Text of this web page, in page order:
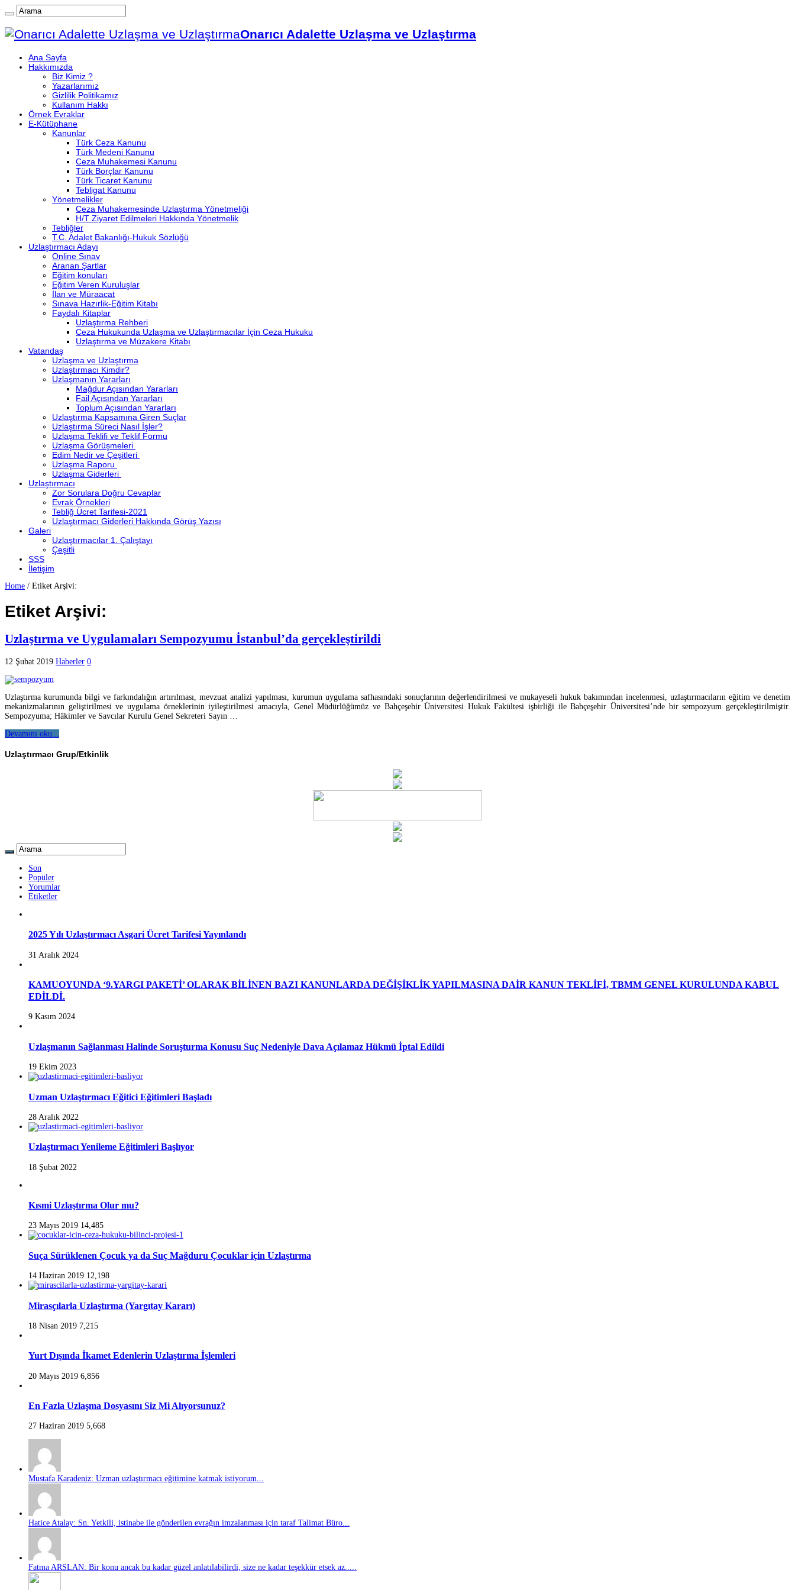
Onarıcı Adalette Uzlaşma ve Uzlaştırma
Ana Sayfa
Hakkımızda
Biz Kimiz ?
Yazarlarımız
Gizlilik Politikamız
Kullanım Hakkı
Örnek Evraklar
E-Kütüphane
Kanunlar
Türk Ceza Kanunu
Türk Medeni Kanunu
Ceza Muhakemesi Kanunu
Türk Borçlar Kanunu
Türk Ticaret Kanunu
Tebligat Kanunu
Yönetmelikler
Ceza Muhakemesinde Uzlaştırma Yönetmeliği
H/T Ziyaret Edilmeleri Hakkında Yönetmelik
Tebliğler
T.C. Adalet Bakanlığı-Hukuk Sözlüğü
Uzlaştırmacı Adayı
Online Sınav
Aranan Şartlar
Eğitim konuları
Eğitim Veren Kuruluşlar
İlan ve Müraacat
Sınava Hazırlik-Eğitim Kitabı
Faydalı Kitaplar
Uzlaştırma Rehberi
Ceza Hukukunda Uzlaşma ve Uzlaştırmacılar İçin Ceza Hukuku
Uzlaştırma ve Müzakere Kitabı
Vatandaş
Uzlaşma ve Uzlaştırma
Uzlaştırmacı Kimdir?
Uzlaşmanın Yararları
Mağdur Açısından Yararları
Fail Açısından Yararları
Toplum Açısından Yararları
Uzlaştırma Kapsamına Giren Suçlar
Uzlaştırma Süreci Nasıl İşler?
Uzlaşma Teklifi ve Teklif Formu
Uzlaşma Görüşmeleri
Edim Nedir ve Çeşitleri
Uzlaşma Raporu
Uzlaşma Giderleri
Uzlaştırmacı
Zor Sorulara Doğru Cevaplar
Evrak Örnekleri
Tebliğ Ücret Tarifesi-2021
Uzlaştırmacı Giderleri Hakkında Görüş Yazısı
Galeri
Uzlaştırmacılar 1. Çalıştayı
Çeşitli
SSS
İletişim
Home / Etiket Arşivi:
Etiket Arşivi:
Uzlaştırma ve Uygulamaları Sempozyumu İstanbul’da gerçekleştirildi
12 Şubat 2019 Haberler 0
Uzlaştırma kurumunda bilgi ve farkındalığın artırılması, mevzuat analizi yapılması, kurumun uygulama safhasındaki sonuçlarının değerlendirilmesi ve mukayeseli hukuk bakımından incelenmesi, uzlaştırmacıların eğitim ve denetim
mekanizmalarının geliştirilmesi ve uygulama örneklerinin iyileştirilmesi amacıyla, Genel Müdürlüğümüz ve Bahçeşehir Üniversitesi Hukuk Fakültesi işbirliği ile Bahçeşehir Üniversitesi’nde bir sempozyum gerçekleştirilmiştir.
Sempozyuma; Hâkimler ve Savcılar Kurulu Genel Sekreteri Sayın …
Devamını oku...
Uzlaştırmacı Grup/Etkinlik
Son
Popüler
Yorumlar
Etiketler
2025 Yılı Uzlaştırmacı Asgari Ücret Tarifesi Yayınlandı
31 Aralık 2024
KAMUOYUNDA ‘9.YARGI PAKETİ’ OLARAK BİLİNEN BAZI KANUNLARDA DEĞİŞİKLİK YAPILMASINA DAİR KANUN TEKLİFİ, TBMM GENEL KURULUNDA KABUL
EDİLDİ.
9 Kasım 2024
Uzlaşmanın Sağlanması Halinde Soruşturma Konusu Suç Nedeniyle Dava Açılamaz Hükmü İptal Edildi
19 Ekim 2023
Uzman Uzlaştırmacı Eğitici Eğitimleri Başladı
28 Aralık 2022
Uzlaştırmacı Yenileme Eğitimleri Başlıyor
18 Şubat 2022
Kısmi Uzlaştırma Olur mu?
23 Mayıs 2019 14,485
Suça Sürüklenen Çocuk ya da Suç Mağduru Çocuklar için Uzlaştırma
14 Haziran 2019 12,198
Mirasçılarla Uzlaştırma (Yargıtay Kararı)
18 Nisan 2019 7,215
Yurt Dışında İkamet Edenlerin Uzlaştırma İşlemleri
20 Mayıs 2019 6,856
En Fazla Uzlaşma Dosyasını Siz Mi Alıyorsunuz?
27 Haziran 2019 5,668
Mustafa Karadeniz: Uzman uzlaştırmacı eğitimine katmak istiyorum...
Hatice Atalay: Sn. Yetkili, istinabe ile gönderilen evrağın imzalanması için taraf Talimat Büro...
Fatma ARSLAN: Bir konu ancak bu kadar güzel anlatılabilirdi, size ne kadar teşekkür etsek az.....